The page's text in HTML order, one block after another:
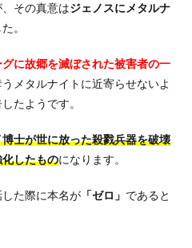
その真意はジェノスにメタルナ
。
に故郷を滅ぼされた被害者の一
メタルナイトに近寄らせないよ
たようです。
士が世に放った殺戮兵器を破壊
したものになります。
た際に本名が 「ゼロ」 であると